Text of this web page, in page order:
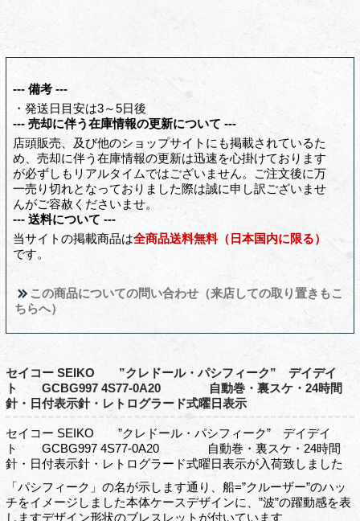
--- 備考 ---
・発送日目安は3～5日後
--- 売却に伴う在庫情報の更新について ---
店頭販売、及び他のショップサイトにも掲載されているた
め、売却に伴う在庫情報の更新は迅速を心掛けております
が必ずしもリアルタイムではございません。ご注文後に万
一売り切れとなっておりました際は誠に申し訳ございませ
んがご容赦くださいませ。
--- 送料について ---
当サイトの掲載商品は全商品送料無料（日本国内に限る）
です。
この商品についての問い合わせ（来店しての取り置きもこ
ちらへ）
セイコー SEIKO ”クレドール・パシフィーク” デイデイ
ト GCBG997 4S77-0A20 自動巻・裏スケ・24時間
針・日付表示針・レトログラード式曜日表示
セイコー SEIKO ”クレドール・パシフィーク” デイデイ
ト GCBG997 4S77-0A20 自動巻・裏スケ・24時間
針・日付表示針・レトログラード式曜日表示が入荷致しました
「パシフィーク」の名が示します通り、船=”クルーザー”のハッ
チをイメージしました本体ケースデザインに、”波”の躍動感を表
しますデザイン形状のブレスレットが付いています